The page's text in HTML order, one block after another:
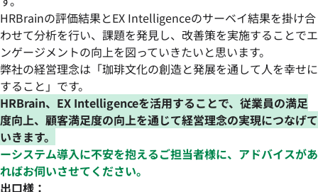
HRBrainの評価結果とEX Intelligenceのサーベイ結果を掛け合
わせて分析を行い、課題を発見し、改善策を実施することでエ
ンゲージメントの向上を図っていきたいと思います。
弊社の経営理念は「珈琲文化の創造と発展を通して人を幸せに
すること」です。
HRBrain、EX Intelligenceを活用することで、従業員の満足
度向上、顧客満足度の向上を通じて経営理念の実現につなげて
いきます。
ーシステム導入に不安を抱えるご担当者様に、アドバイスがあ
ればお伺いさせてください。
出口様：